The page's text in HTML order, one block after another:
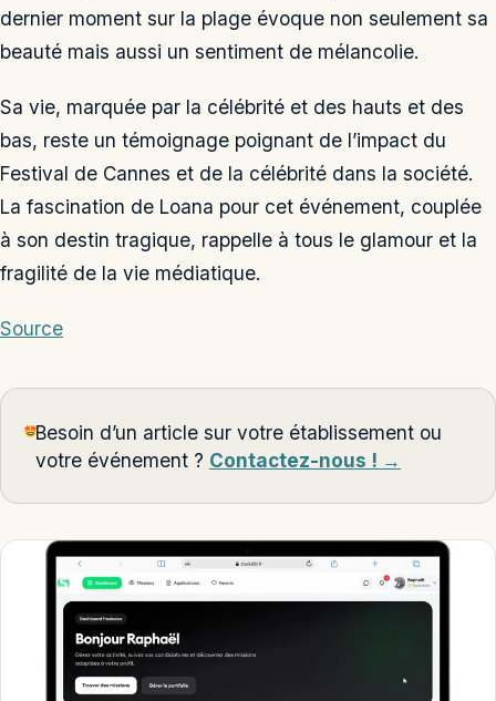
dernier moment sur la plage évoque non seulement sa
beauté mais aussi un sentiment de mélancolie.
Sa vie, marquée par la célébrité et des hauts et des
bas, reste un témoignage poignant de l’impact du
Festival de Cannes et de la célébrité dans la société.
La fascination de Loana pour cet événement, couplée
à son destin tragique, rappelle à tous le glamour et la
fragilité de la vie médiatique.
Source
Besoin d’un article sur votre établissement ou
votre événement ? Contactez-nous ! →